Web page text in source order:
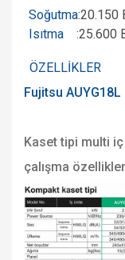
Soğutma:20.150
Isıtma :25.600
ÖZELLİKLER
Fujitsu
Kaset tipi multi
çalışma